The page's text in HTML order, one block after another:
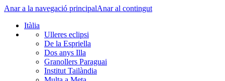
Anar a la navegació principalAnar al contingut
Itàlia
Ulleres eclipsi
De la Espriella
Dos anys Illa
Granollers Paraguai
Institut Tailàndia